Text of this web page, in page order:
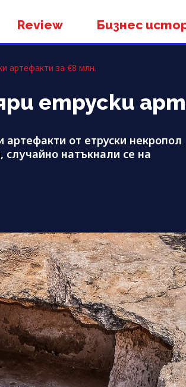
Review Бизнес
артефакти за €8 млн.
етруски
от етруски некропол
случайно натъкнали се на